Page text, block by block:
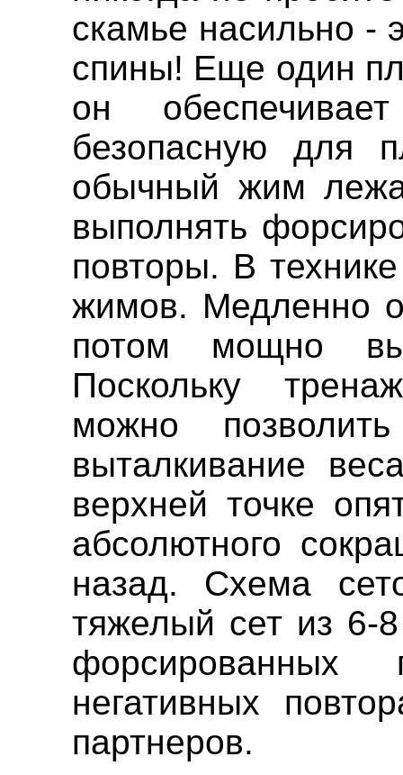
скамье насильно -
спины! Еще один
он
безопасную для
обычный жим
выполнять
повторы. В
жимов. Медленно
потом мощно
Поскольку
можно
выталкивание
верхней точке
абсолютного
назад. Схема
тяжелый сет из 6-
негативных
партнеров.